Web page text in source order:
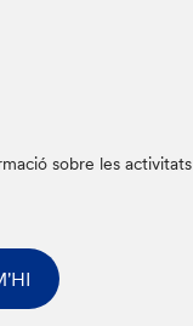
sobre les activitats